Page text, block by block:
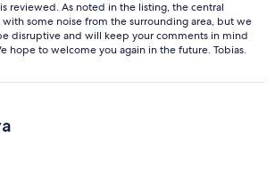
reviewed. As noted in the listing, the central
some noise from the surrounding area, but we
disruptive and will keep your comments in mind
hope to welcome you again in the future. Tobias.